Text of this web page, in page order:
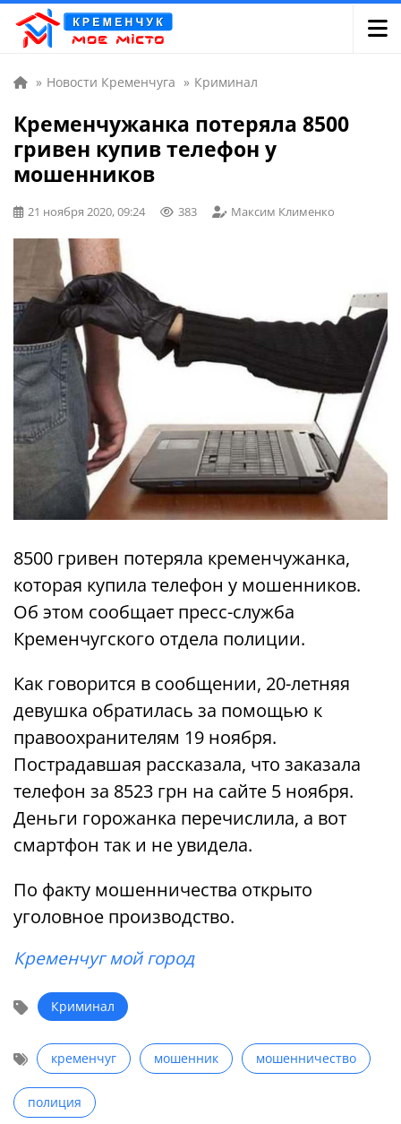
» Новости Кременчуга » Криминал
Кременчужанка потеряла 8500
гривен купив телефон у
мошенников
21 ноября 2020, 09:24 383 Максим Клименко
8500 гривен потеряла кременчужанка,
которая купила телефон у мошенников.
Об этом сообщает пресс-служба
Кременчугского отдела полиции.
Как говорится в сообщении, 20-летняя
девушка обратилась за помощью к
правоохранителям 19 ноября.
Пострадавшая рассказала, что заказала
телефон за 8523 грн на сайте 5 ноября.
Деньги горожанка перечислила, а вот
смартфон так и не увидела.
По факту мошенничества открыто
уголовное производство.
Кременчуг мой город
Криминал
кременчуг мошенник мошенничество
полиция